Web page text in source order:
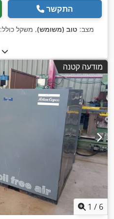
התקשר
מצב: טוב (משומש), משקל כולל:
מודעה קטנה
1 / 6